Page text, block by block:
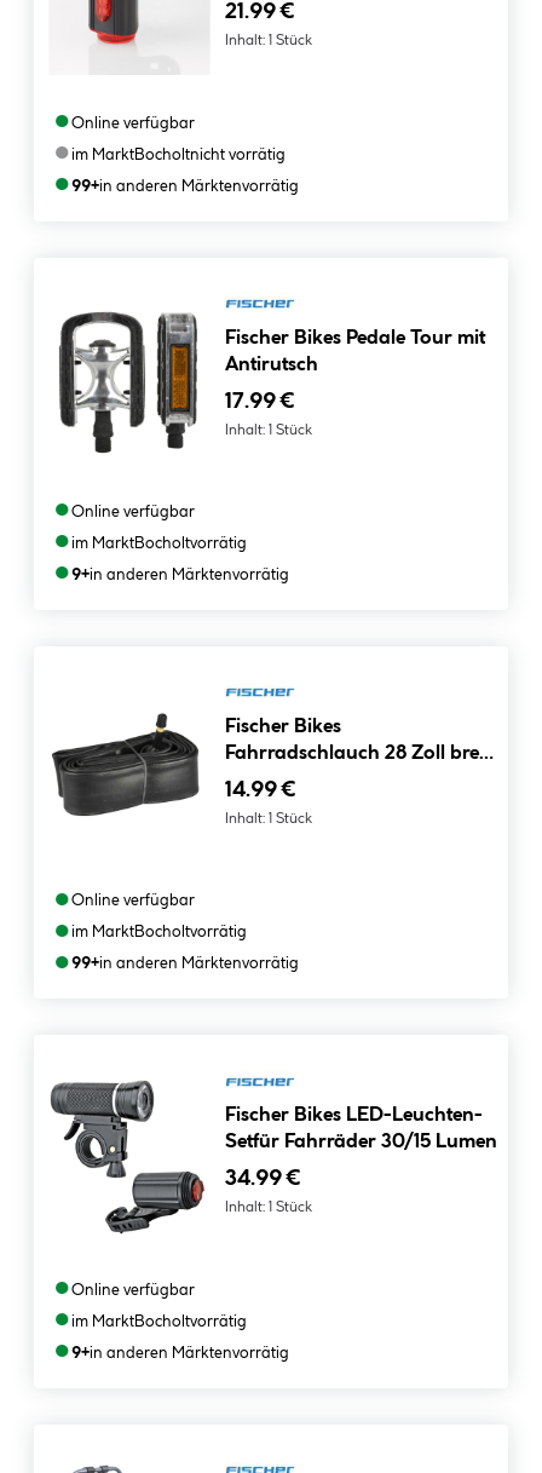
21.99 €
Inhalt: 1 Stück
●Online verfügbar
●im MarktBocholtnicht vorrätig
●99+in anderen Märktenvorrätig
Fischer Bikes Pedale Tour mit
Antirutsch
17.99 €
Inhalt: 1 Stück
●Online verfügbar
●im MarktBocholtvorrätig
●9+in anderen Märktenvorrätig
Fischer Bikes
Fahrradschlauch 28 Zoll breit
AV
14.99 €
Inhalt: 1 Stück
●Online verfügbar
●im MarktBocholtvorrätig
●99+in anderen Märktenvorrätig
Fischer Bikes LED-Leuchten-
Setfür Fahrräder 30/15 Lumen
34.99 €
Inhalt: 1 Stück
●Online verfügbar
●im MarktBocholtvorrätig
●9+in anderen Märktenvorrätig